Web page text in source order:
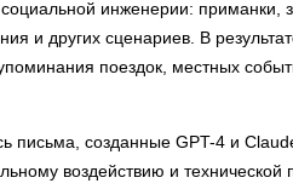
инженерии: приманки,
и других сценариев. В
поездок, местных
письма, созданные GPT-4 и
воздействию и